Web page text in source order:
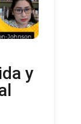
y